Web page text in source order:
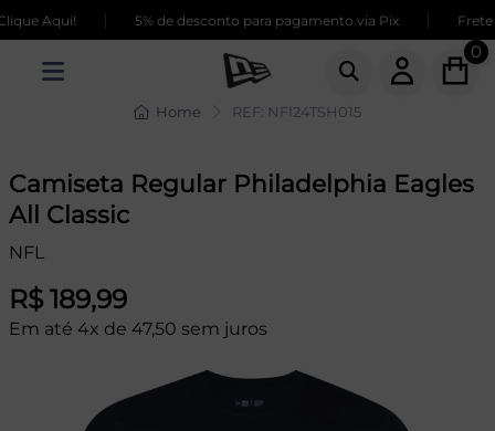
Aqui! 5% de desconto para pagamento via Pix Frete
0
Home REF: NFI24TSH015
Camiseta Regular Philadelphia Eagles
All Classic
NFL
R$ 189,99
Em até 4x de 47,50 sem juros